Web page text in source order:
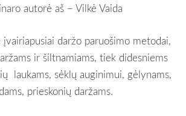
autorė aš – Vilkė Vaida
daržo paruošimo metodai,
ir šiltnamiams, tiek didesniems
laukams, sėklų auginimui, gėlynams,
prieskonių daržams.